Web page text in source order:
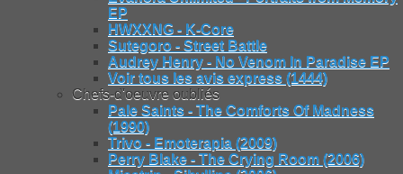
EP
HWXXNG - K-Core
Sutegoro - Street Battle
Audrey Henry - No Venom In Paradise EP
Voir tous les avis express (1444)
Chefs-d'oeuvre oubliés
Pale Saints - The Comforts Of Madness
(1990)
Trivo - Emoterapia (2009)
Perry Blake - The Crying Room (2006)